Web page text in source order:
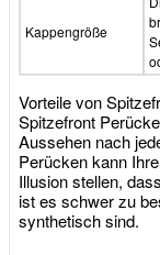
Kappengröße
Vorteile von
Spitzefront
Aussehen nach
Perücken kann
Illusion stellen,
ist es schwer zu
synthetisch sind.